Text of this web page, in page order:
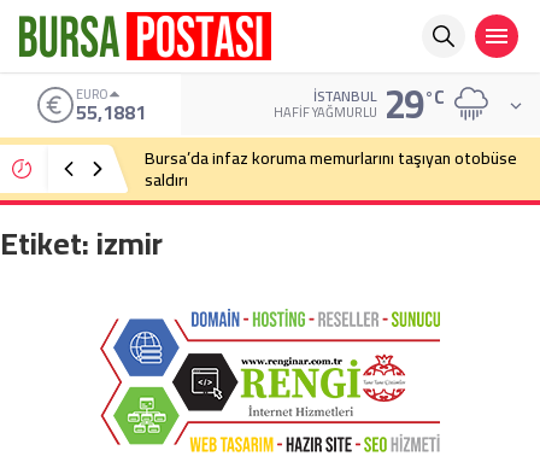
EURO
55,1881 İSTANBUL
HAFIF YAĞMURLU 29°C
Bursa’da infaz koruma memurlarını taşıyan otobüse
saldırı
Etiket:izmir